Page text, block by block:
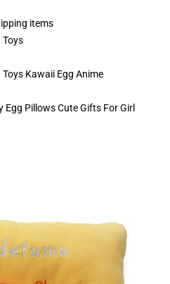
items
Toys
Kawaii Egg Anime
Pillows Cute Gifts For Girl